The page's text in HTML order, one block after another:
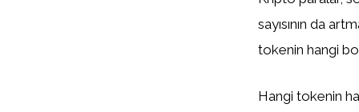
sayısının da
tokenin hangi
Hangi tokenin